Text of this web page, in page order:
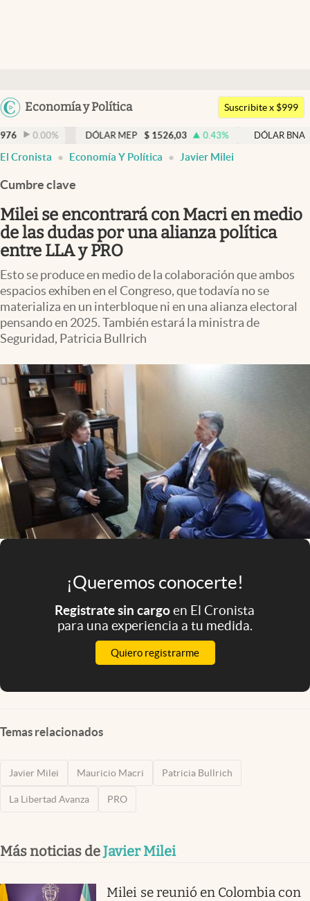
Argentina
Uruguay
Economía y Política
Members
Economía y Política
Finanzas y Mercados
Mercados Online
Negocios
Columnistas
Apertura
Infotechnology
Clase
Clima
Mundial 2026
Eventos Corporativos
El Cronista Studio
Mediakit
abre en nueva pestaña
Argentina
Suscribite x $999
% DÓLAR MEP $ 1526,03 0.43% DÓLAR BNA $ 1520
El Cronista Economía Y Política Javier Milei
Cumbre clave
Milei se encontrará con Macri en medio
de las dudas por una alianza política
entre LLA y PRO
Esto se produce en medio de la colaboración que ambos
espacios exhiben en el Congreso, que todavía no se
materializa en un interbloque ni en una alianza electoral
pensando en 2025. También estará la ministra de
Seguridad, Patricia Bullrich
¡Queremos conocerte!
Registrate sin cargoen El Cronista
para una experiencia a tu medida.
Quiero registrarme
Temas relacionados
Javier Milei Mauricio Macri Patricia Bullrich
La Libertad Avanza PRO
Más noticias deJavier Milei
Milei se reunió en Colombia con